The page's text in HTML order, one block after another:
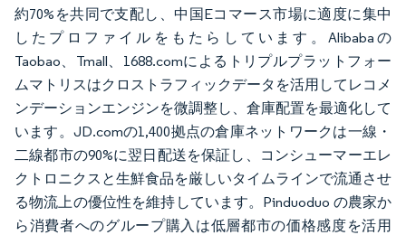
約70%を共同で支配し、中国Eコマース市場に適度に集中
したプロファイルをもたらしています。Alibabaの
Taobao、Tmall、1688.comによるトリプルプラットフォー
ムマトリスはクロストラフィックデータを活用してレコメ
ンデーションエンジンを微調整し、倉庫配置を最適化して
います。JD.comの1,400拠点の倉庫ネットワークは一線・
二線都市の90%に翌日配送を保証し、コンシューマーエレ
クトロニクスと生鮮食品を厳しいタイムラインで流通させ
る物流上の優位性を維持しています。Pinduoduo の農家か
ら消費者へのグループ購入は低層都市の価格感度を活用